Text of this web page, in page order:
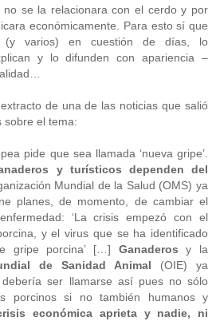
no se la relacionara con el cerdo y por
económicamente. Para esto sí que
(y varios) en cuestión de días, lo
y lo difunden con apariencia –
de una de las noticias que salió
sobre el tema:
pide que sea llamada ‘nueva gripe’.
y turísticos dependen del
Mundial de la Salud (OMS) ya
planes, de momento, de cambiar el
‘La crisis empezó con el
y el virus que se ha identificado
gripe porcina’ […] Ganaderos y la
de Sanidad Animal (OIE) ya
ser llamarse así pues no sólo
porcinos si no también humanos y
económica aprieta y nadie, ni